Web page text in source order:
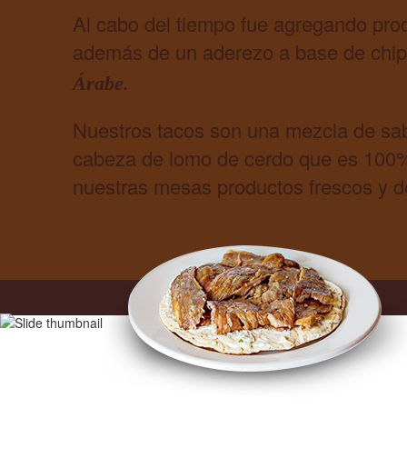
Al cabo del tiempo fue agregando
además de un aderezo a base de
Árabe.
Nuestros tacos son una mezcla de
cabeza de lomo de cerdo que es
nuestras mesas productos frescos y
Lorem ipsum dolor sit amet, consectetur adipiscing elit. Ut elit tellus,